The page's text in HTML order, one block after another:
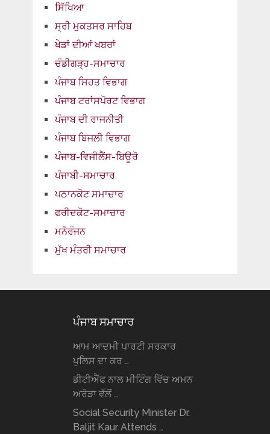
ਸਿੱਖਿਆ
ਸ੍ਰੀ ਮੁਕਤਸਰ ਸਾਹਿਬ
ਖੇਡਾਂ ਦੀਆਂ ਖਬਰਾਂ
ਚੰਡੀਗੜ੍ਹ-ਸਮਾਚਾਰ
ਪੰਜਾਬ ਸਿਹਤ ਵਿਭਾਗ
ਪੰਜਾਬ ਟਰਾਂਸਪੋਰਟ ਵਿਭਾਗ
ਪੰਜਾਬ ਦੀ ਰਾਜਨੀਤੀ
ਪੰਜਾਬ ਬਿਜਲੀ ਵਿਭਾਗ
ਪੰਜਾਬ-ਵਿਜੀਲੈਂਸ-ਬਿਊਰੋ
ਪੰਜਾਬੀ-ਸਮਾਚਾਰ
ਪਠਾਨਕੋਟ ਸਮਾਚਾਰ
ਫਰੀਦਕੋਟ-ਸਮਾਚਾਰ
ਮਨੋਰੰਜਨ
ਮੁੱਖ ਮੰਤਰੀ ਸਮਾਚਾਰ
ਪੰਜਾਬ ਸਮਾਚਾਰ
ਆਮ ਆਦਮੀ ਪਾਰਟੀ ਸਰਕਾਰ
ਪੁਲਿਸ ਦਾ ਕਰ …
ਡੀਟੀਐੱਫ ਨਾਲ ਮੀਟਿੰਗ ਵਿੱਚ ਅਮਨ
ਅਰੋੜਾ ਵੱਲੋਂ …
Social Security Minister Dr.
Baljit Kaur Attends …